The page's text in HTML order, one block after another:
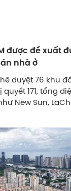
được đề xuất
nhà ở
duyệt 76 khu
171, tổng
New Sun,